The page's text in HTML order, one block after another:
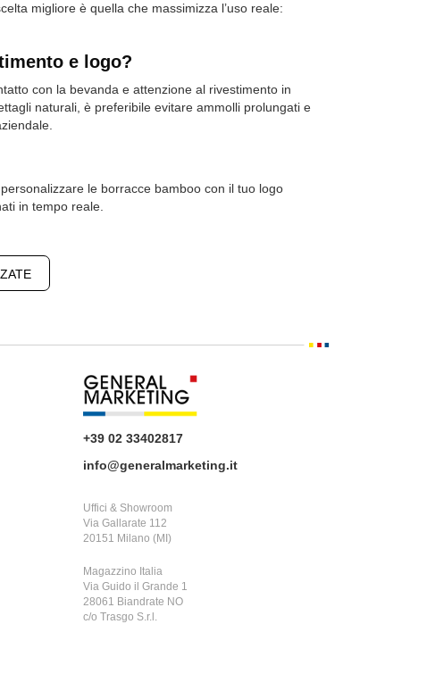
migliore è quella che massimizza l’uso reale:
e logo?
con la bevanda e attenzione al rivestimento in
naturali, è preferibile evitare ammolli prolungati e
le borracce bamboo con il tuo logo
in tempo reale.
+39 02 33402817
info@generalmarketing.it
Uffici & Showroom
Via Gallarate 112
20151 Milano (MI)
Magazzino Italia
Via Guido il Grande 1
28061 Biandrate NO
c/o Trasgo S.r.l.